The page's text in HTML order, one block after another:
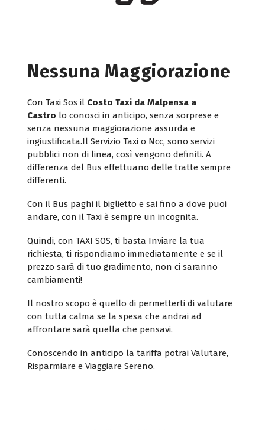
Nessuna Maggiorazione
Con Taxi Sos il Costo Taxi da Malpensa a
Castro lo conosci in anticipo, senza sorprese e
senza nessuna maggiorazione assurda e
ingiustificata.Il Servizio Taxi o Ncc, sono servizi
pubblici non di linea, così vengono definiti. A
differenza del Bus effettuano delle tratte sempre
differenti.
Con il Bus paghi il biglietto e sai fino a dove puoi
andare, con il Taxi è sempre un incognita.
Quindi, con TAXI SOS, ti basta Inviare la tua
richiesta, ti rispondiamo immediatamente e se il
prezzo sarà di tuo gradimento, non ci saranno
cambiamenti!
Il nostro scopo è quello di permetterti di valutare
con tutta calma se la spesa che andrai ad
affrontare sarà quella che pensavi.
Conoscendo in anticipo la tariffa potrai Valutare,
Risparmiare e Viaggiare Sereno.